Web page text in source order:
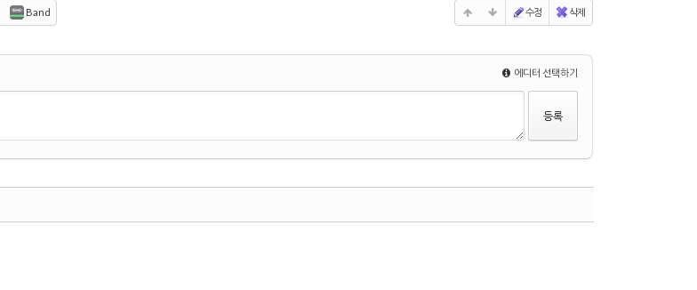
Band 수정 삭제
에디터 선택하기